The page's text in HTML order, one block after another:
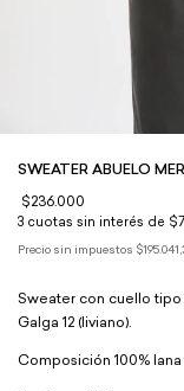
SWEATER ABUELO
$236.000
3 cuotas sin interés de
Precio sin impuestos
Sweater con cuello tipo
Galga 12 (liviano).
Composición 100%